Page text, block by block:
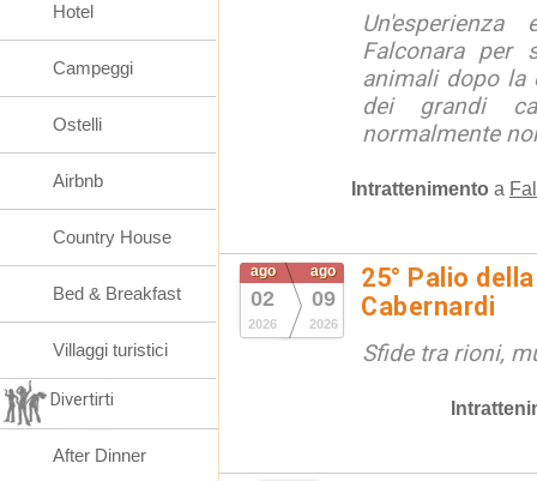
Falconara per
animali dopo la
dei grandi
normalmente
Intrattenimento a
ago
02
2026
ago
09
2026
25° Palio
Cabernardi
Sfide tra rioni,
Hotel
Campeggi
Ostelli
Airbnb
Country House
Bed & Breakfast
Villaggi turistici
Divertirti
After Dinner